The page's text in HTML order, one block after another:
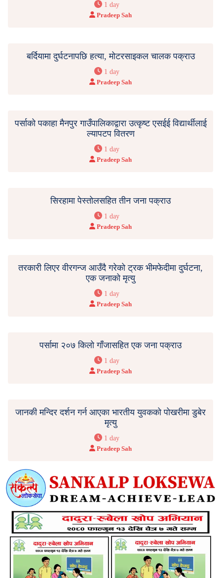
1 day
Pradeep Sah
बर्दियामा दुर्घटनापछि हत्या, मोटरसाइकल चालक पक्राउ
1 day
Pradeep Sah
पर्साको पकाहा मैनपुर गाउँपालिकाद्वारा उत्कृष्ट एसईई विद्यार्थीलाई
ल्यापटप वितरण
1 day
Pradeep Sah
सिरहामा पेस्तोलसहित तीन जना पक्राउ
1 day
Pradeep Sah
तरकारी लिएर वीरगन्ज आउँदै गरेको ट्रक भीमफेदीमा दुर्घटना,
एक जनाको मृत्यु
1 day
Pradeep Sah
पर्सामा २०७ किलो गाँजासहित एक जना पक्राउ
1 day
Pradeep Sah
जानकी मन्दिर दर्शन गर्न आएका भारतीय युवकको पोखरीमा डुबेर
मृत्यु
1 day
Pradeep Sah